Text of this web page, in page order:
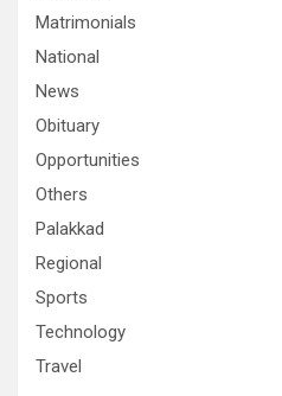
Matrimonials
National
News
Obituary
Opportunities
Others
Palakkad
Regional
Sports
Technology
Travel